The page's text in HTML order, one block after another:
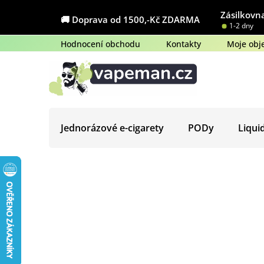
obsah
🚚 Doprava od 1500,-Kč ZDARMA
1-2 dny
Hodnocení obchodu Kontakty Moje
Jednorázové e-cigarety PODy